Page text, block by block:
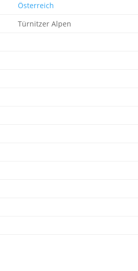
Österreich
Türnitzer Alpen